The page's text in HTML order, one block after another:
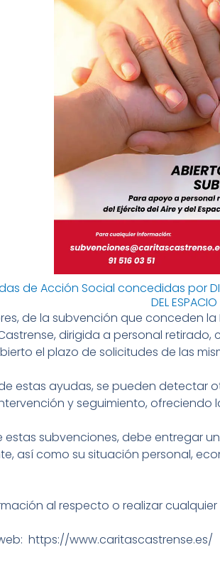
Acción Social concedidas por DIAPER
DEL
de la subvención que conceden la
dirigida a personal
el plazo de solicitudes de las
estas ayudas, se pueden detectar
y seguimiento,
estas subvenciones, debe entregar
así como su situación personal,
al respecto o realizar
https://www.caritascastrense.es/